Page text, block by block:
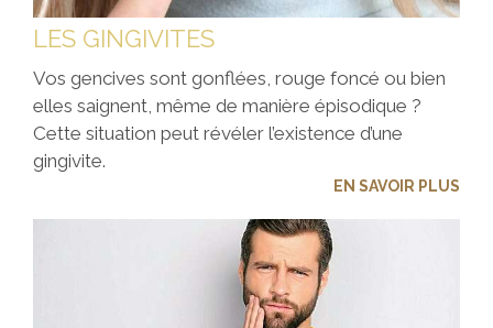
LES GINGIVITES
Vos gencives sont gonflées, rouge foncé ou bien
elles saignent, même de manière épisodique ?
Cette situation peut révéler l’existence d’une
gingivite.
EN SAVOIR PLUS